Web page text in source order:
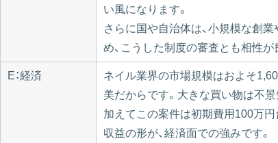
い風になります。
さらに国や自治体は、小規模な創
め、こうした制度の審査とも相性が
E：経済
ネイル業界の市場規模はおよそ
美だからです。大きな買い物は不
加えてこの案件は初期費用100万
収益の形が、経済面での強みです。